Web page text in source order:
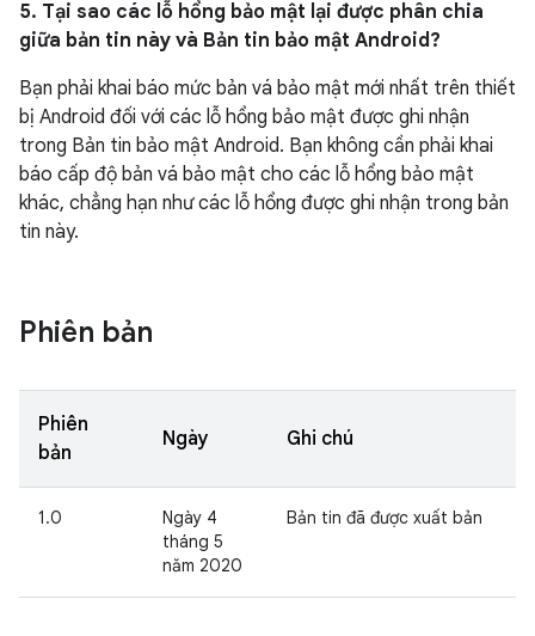
5. Tại sao các lỗ hổng bảo mật lại được phân chia
giữa bản tin này và Bản tin bảo mật Android?
Bạn phải khai báo mức bản vá bảo mật mới nhất trên thiết
bị Android đối với các lỗ hổng bảo mật được ghi nhận
trong Bản tin bảo mật Android. Bạn không cần phải khai
báo cấp độ bản vá bảo mật cho các lỗ hổng bảo mật
khác, chẳng hạn như các lỗ hổng được ghi nhận trong bản
tin này.
Phiên bản
Phiên
bản
Ngày Ghi chú
1.0
Ngày 4
tháng 5
năm 2020
Bản tin đã được xuất bản